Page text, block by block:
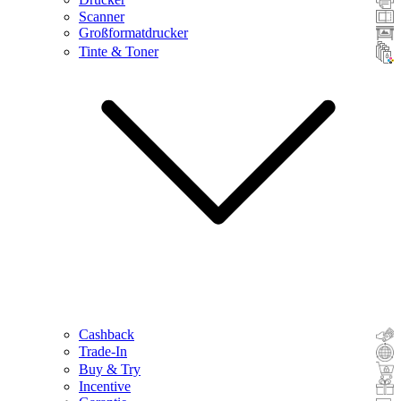
Scanner
Großformatdrucker
Tinte & Toner
Cashback
Trade-In
Buy & Try
Incentive